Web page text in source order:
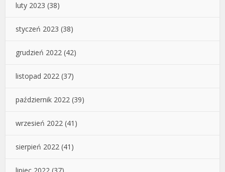
luty 2023 (38)
styczeń 2023 (38)
grudzień 2022 (42)
listopad 2022 (37)
październik 2022 (39)
wrzesień 2022 (41)
sierpień 2022 (41)